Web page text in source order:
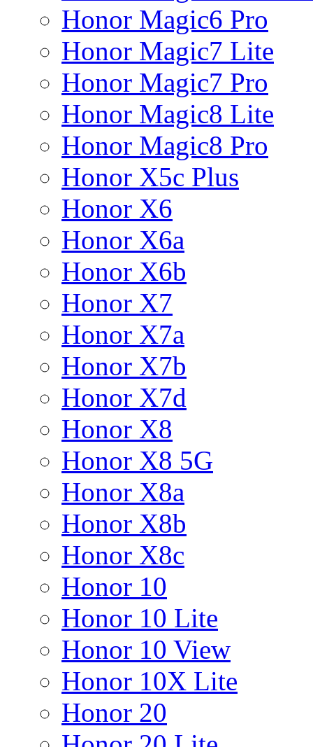
Honor Magic6 Pro
Honor Magic7 Lite
Honor Magic7 Pro
Honor Magic8 Lite
Honor Magic8 Pro
Honor X5c Plus
Honor X6
Honor X6a
Honor X6b
Honor X7
Honor X7a
Honor X7b
Honor X7d
Honor X8
Honor X8 5G
Honor X8a
Honor X8b
Honor X8c
Honor 10
Honor 10 Lite
Honor 10 View
Honor 10X Lite
Honor 20